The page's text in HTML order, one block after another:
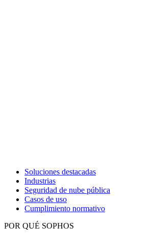
Soluciones destacadas
Industrias
Seguridad de nube pública
Casos de uso
Cumplimiento normativo
POR QUÉ SOPHOS